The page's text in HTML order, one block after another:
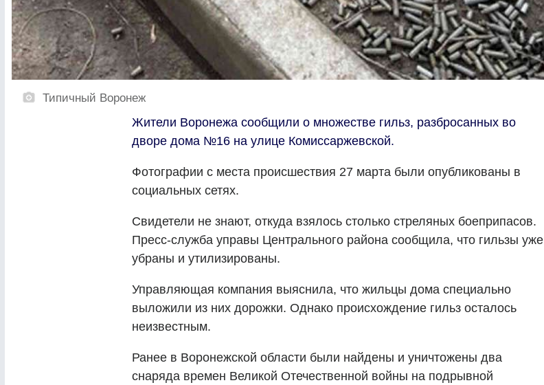
Типичный Воронеж
Жители Воронежа сообщили о множестве гильз, разбросанных во
дворе дома №16 на улице Комиссаржевской.
Фотографии с места происшествия 27 марта были опубликованы в
социальных сетях.
Свидетели не знают, откуда взялось столько стреляных боеприпасов.
Пресс-служба управы Центрального района сообщила, что гильзы уже
убраны и утилизированы.
Управляющая компания выяснила, что жильцы дома специально
выложили из них дорожки. Однако происхождение гильз осталось
неизвестным.
Ранее в Воронежской области были найдены и уничтожены два
снаряда времен Великой Отечественной войны на подрывной